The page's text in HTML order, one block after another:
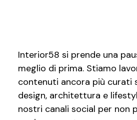
Interior58 si prende una
meglio di prima. Stiamo
contenuti ancora più curati
design, architettura e
nostri canali social per non